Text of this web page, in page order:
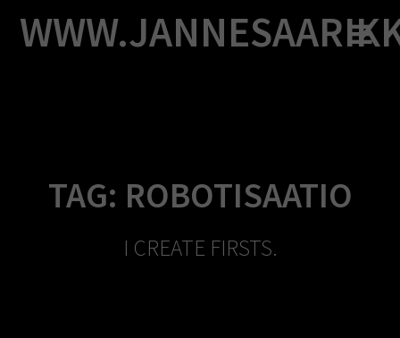
to
content
TAG: ROBOTISAATIO
I CREATE FIRSTS.